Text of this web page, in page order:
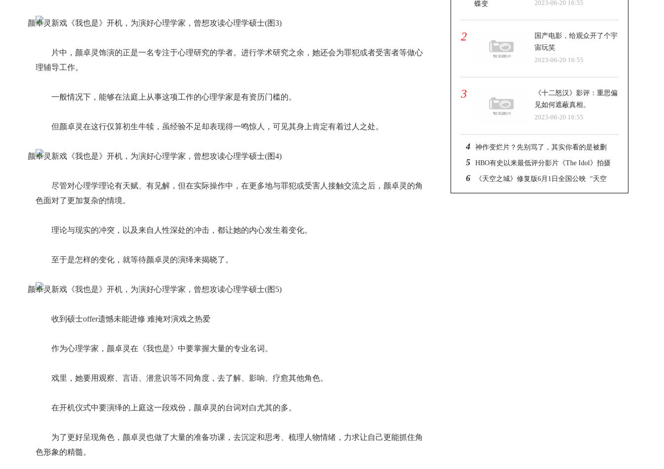
片中，颜卓灵饰演的正是一名专注于心理研究的学者。进行学术研究之余，她还会为罪犯或者受害者等做心
理辅导工作。
一般情况下，能够在法庭上从事这项工作的心理学家是有资历门槛的。
但颜卓灵在这行仅算初生牛犊，虽经验不足却表现得一鸣惊人，可见其身上肯定有着过人之处。
尽管对心理学理论有天赋、有见解，但在实际操作中，在更多地与罪犯或受害人接触交流之后，颜卓灵的角
色面对了更加复杂的情境。
理论与现实的冲突，以及来自人性深处的冲击，都让她的内心发生着变化。
至于是怎样的变化，就等待颜卓灵的演绎来揭晓了。
收到硕士offer遗憾未能进修 难掩对演戏之热爱
作为心理学家，颜卓灵在《我也是》中要掌握大量的专业名词。
戏里，她要用观察、言语、潜意识等不同角度，去了解、影响、疗愈其他角色。
在开机仪式中要演绎的上庭这一段戏份，颜卓灵的台词对白尤其的多。
为了更好呈现角色，颜卓灵也做了大量的准备功课，去沉淀和思考、梳理人物情绪，力求让自己更能抓住角
色形象的精髓。
2023-06-20 16:55
2
国产电影，给观众开了个宇
宙玩笑
2023-06-20 16:55
3
《十二怒汉》影评：重思偏
见如何遮蔽真相。
2023-06-20 16:55
4 神作变烂片？先别骂了，其实你看的是被删
减了7分钟的“假电影”
5 HBO有史以来最低评分影片《The Idol》拍摄
为何备受批评？
6 《天空之城》修复版6月1日全国公映 “天空
之城纪念赏”亮相西影